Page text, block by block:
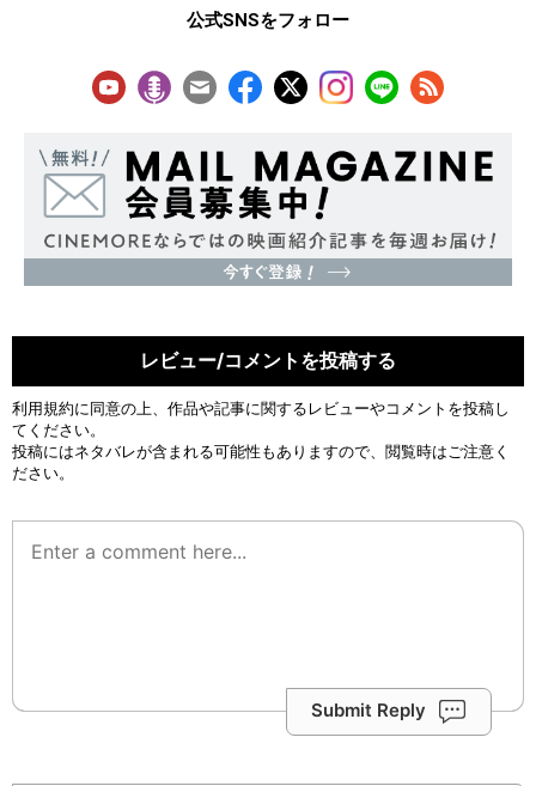
公式SNSをフォロー
レビュー/コメントを投稿する
利用規約に同意の上、作品や記事に関するレビューやコメントを投稿し
てください。
投稿にはネタバレが含まれる可能性もありますので、閲覧時はご注意く
ださい。
Submit Reply